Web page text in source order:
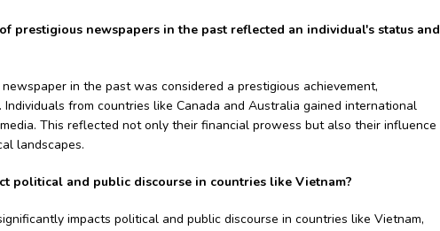
prestigious newspapers in the past reflected an individual's status and
in the past was considered a prestigious achievement,
from countries like Canada and Australia gained international
This reflected not only their financial prowess but also their influence
landscapes.
political and public discourse in countries like Vietnam?
impacts political and public discourse in countries like Vietnam,